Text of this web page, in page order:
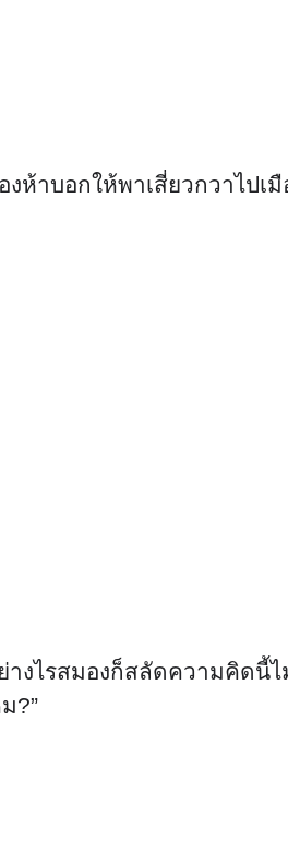
ห้าบอกให้พาเสี่ยวกวาไปเ
างไรสมองก็สลัดความคิดนี้
?”